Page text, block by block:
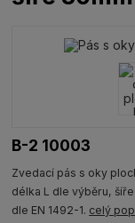
B-2 10003
Zvedací pás s oky
délka L dle výběru,
dle EN 1492-1. celý